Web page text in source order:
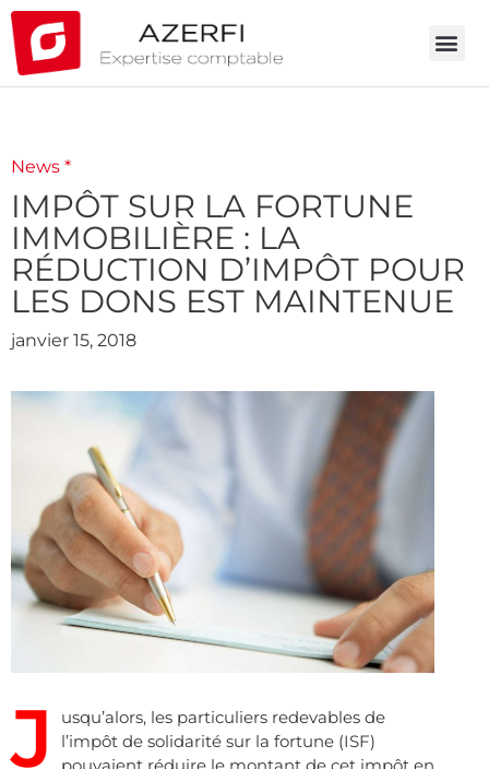
News *
IMPÔT SUR LA FORTUNE
IMMOBILIÈRE : LA
RÉDUCTION D’IMPÔT POUR
LES DONS EST MAINTENUE
janvier 15, 2018
J
usqu’alors, les particuliers redevables de
l’impôt de solidarité sur la fortune (ISF)